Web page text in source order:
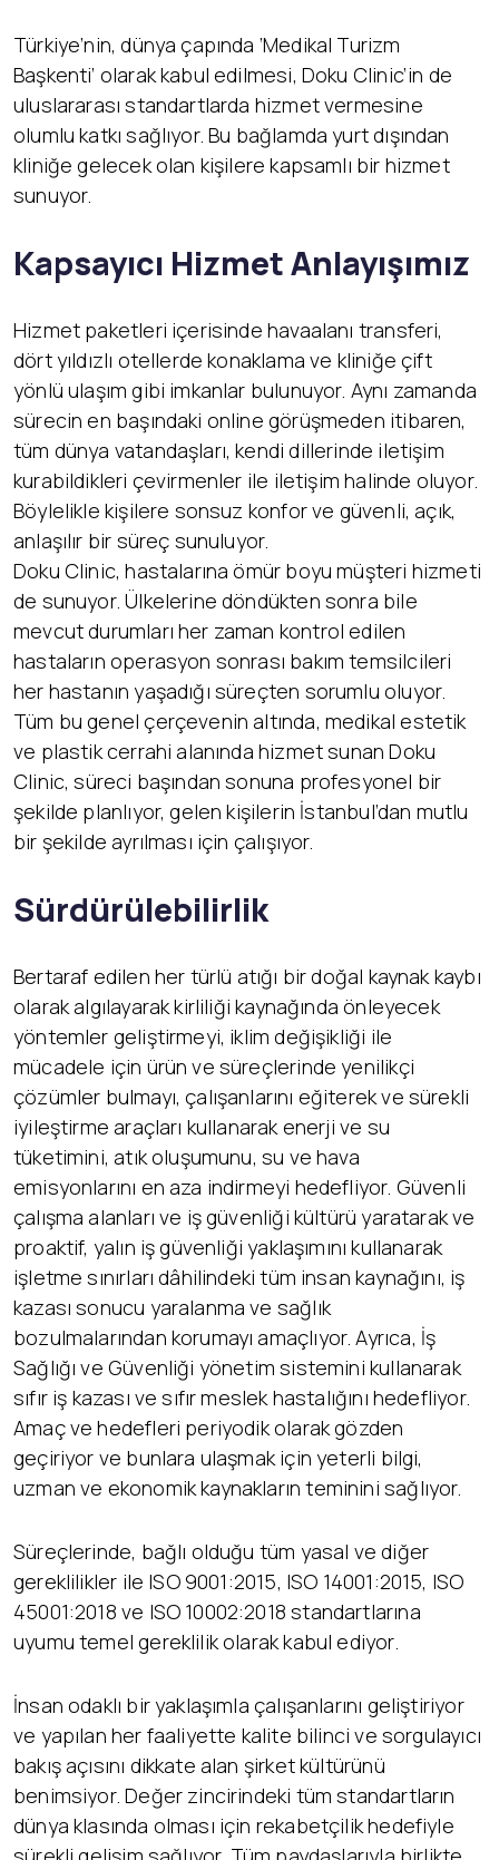
Türkiye’nin, dünya çapında ‘Medikal Turizm
Başkenti’ olarak kabul edilmesi, Doku Clinic’in de
uluslararası standartlarda hizmet vermesine
olumlu katkı sağlıyor. Bu bağlamda yurt dışından
kliniğe gelecek olan kişilere kapsamlı bir hizmet
sunuyor.
Kapsayıcı Hizmet Anlayışımız
Hizmet paketleri içerisinde havaalanı transferi,
dört yıldızlı otellerde konaklama ve kliniğe çift
yönlü ulaşım gibi imkanlar bulunuyor. Aynı zamanda
sürecin en başındaki online görüşmeden itibaren,
tüm dünya vatandaşları, kendi dillerinde iletişim
kurabildikleri çevirmenler ile iletişim halinde oluyor.
Böylelikle kişilere sonsuz konfor ve güvenli, açık,
anlaşılır bir süreç sunuluyor.
Doku Clinic, hastalarına ömür boyu müşteri hizmeti
de sunuyor. Ülkelerine döndükten sonra bile
mevcut durumları her zaman kontrol edilen
hastaların operasyon sonrası bakım temsilcileri
her hastanın yaşadığı süreçten sorumlu oluyor.
Tüm bu genel çerçevenin altında, medikal estetik
ve plastik cerrahi alanında hizmet sunan Doku
Clinic, süreci başından sonuna profesyonel bir
şekilde planlıyor, gelen kişilerin İstanbul’dan mutlu
bir şekilde ayrılması için çalışıyor.
Sürdürülebilirlik
Bertaraf edilen her türlü atığı bir doğal kaynak kaybı
olarak algılayarak kirliliği kaynağında önleyecek
yöntemler geliştirmeyi, iklim değişikliği ile
mücadele için ürün ve süreçlerinde yenilikçi
çözümler bulmayı, çalışanlarını eğiterek ve sürekli
iyileştirme araçları kullanarak enerji ve su
tüketimini, atık oluşumunu, su ve hava
emisyonlarını en aza indirmeyi hedefliyor. Güvenli
çalışma alanları ve iş güvenliği kültürü yaratarak ve
proaktif, yalın iş güvenliği yaklaşımını kullanarak
işletme sınırları dâhilindeki tüm insan kaynağını, iş
kazası sonucu yaralanma ve sağlık
bozulmalarından korumayı amaçlıyor. Ayrıca, İş
Sağlığı ve Güvenliği yönetim sistemini kullanarak
sıfır iş kazası ve sıfır meslek hastalığını hedefliyor.
Amaç ve hedefleri periyodik olarak gözden
geçiriyor ve bunlara ulaşmak için yeterli bilgi,
uzman ve ekonomik kaynakların teminini sağlıyor.
Süreçlerinde, bağlı olduğu tüm yasal ve diğer
gereklilikler ile ISO 9001:2015, ISO 14001:2015, ISO
45001:2018 ve ISO 10002:2018 standartlarına
uyumu temel gereklilik olarak kabul ediyor.
İnsan odaklı bir yaklaşımla çalışanlarını geliştiriyor
ve yapılan her faaliyette kalite bilinci ve sorgulayıcı
bakış açısını dikkate alan şirket kültürünü
benimsiyor. Değer zincirindeki tüm standartların
dünya klasında olması için rekabetçilik hedefiyle